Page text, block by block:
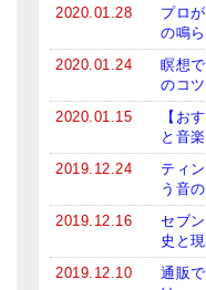
2020.01.28
プロ
の鳴
2020.01.24
瞑想
のコ
2020.01.15
【お
と音
2019.12.24
ティ
う音
2019.12.16
セブ
史と
2019.12.10
通販